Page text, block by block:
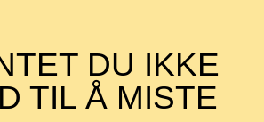
DU IKKE
TIL Å MISTE